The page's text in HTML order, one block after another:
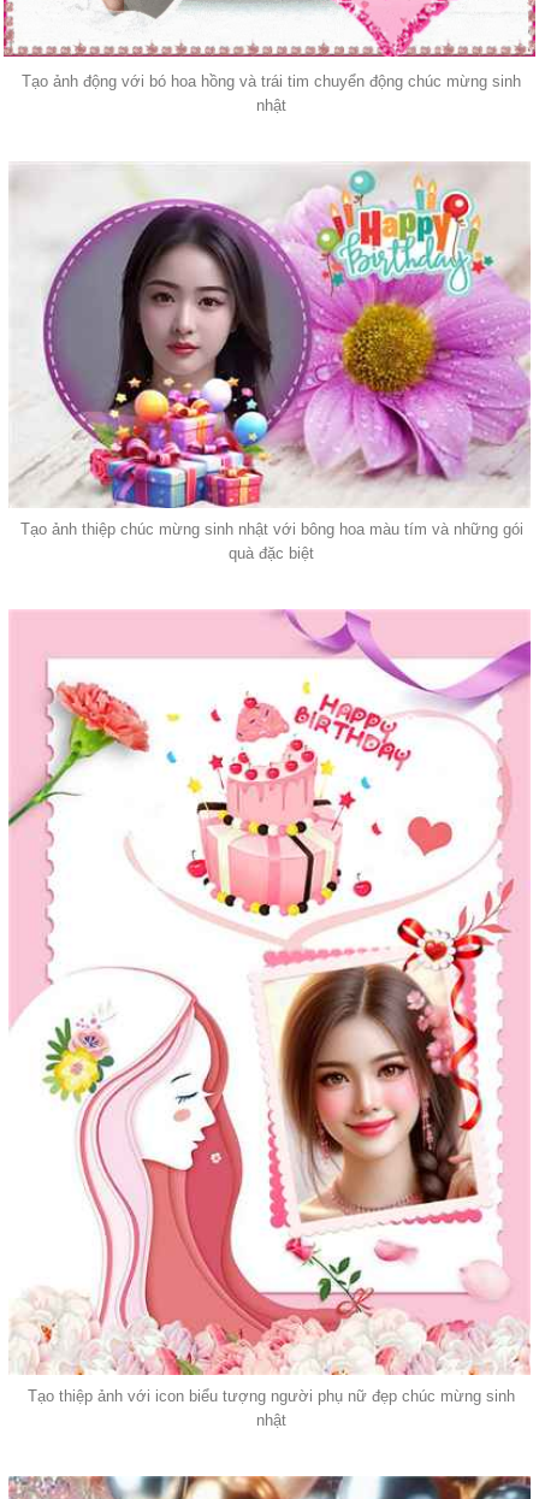
Tạo ảnh động với bó hoa hồng và trái tim chuyển động chúc mừng sinh
nhật
Tạo ảnh thiệp chúc mừng sinh nhật với bông hoa màu tím và những gói
quà đặc biệt
Tạo thiệp ảnh với icon biểu tượng người phụ nữ đẹp chúc mừng sinh
nhật